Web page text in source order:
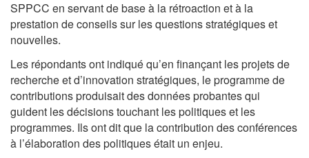
SPPCC en servant de base à la rétroaction et à la
prestation de conseils sur les questions stratégiques et
nouvelles.
Les répondants ont indiqué qu’en finançant les projets de
recherche et d’innovation stratégiques, le programme de
contributions produisait des données probantes qui
guident les décisions touchant les politiques et les
programmes. Ils ont dit que la contribution des conférences
à l’élaboration des politiques était un enjeu.